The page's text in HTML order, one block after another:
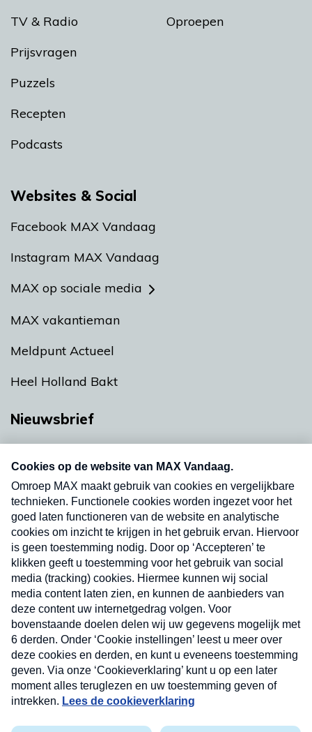
TV & Radio
Prijsvragen
Puzzels
Recepten
Podcasts
Oproepen
Websites & Social
Facebook MAX Vandaag
Instagram MAX Vandaag
MAX op sociale media
MAX vakantieman
Meldpunt Actueel
Heel Holland Bakt
Nieuwsbrief
nieuwsbrief. Elke vrijdag- en dinsdagochtend in
uw mailbox.
Verzend
Nieuwsbrief
Neem hier een gratis abonnement op onze
nieuwsbrief. Elke vrijdag- en dinsdagochtend in uw